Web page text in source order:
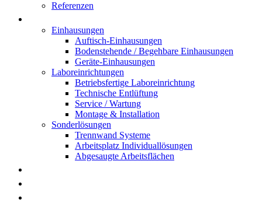
Referenzen
Einhausungen
Auftisch-Einhausungen
Bodenstehende / Begehbare Einhausungen
Geräte-Einhausungen
Laboreinrichtungen
Betriebsfertige Laboreinrichtung
Technische Entlüftung
Service / Wartung
Montage & Installation
Sonderlösungen
Trennwand Systeme
Arbeitsplatz Individuallösungen
Abgesaugte Arbeitsflächen